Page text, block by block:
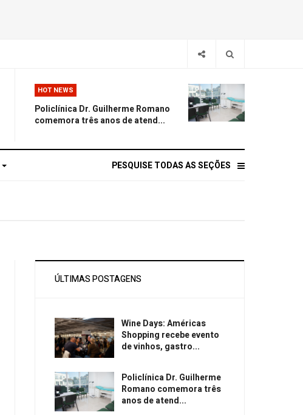
HOT NEWS
Policlínica Dr. Guilherme Romano
comemora três anos de atend...
PESQUISE TODAS AS SEÇÕES
ÚLTIMAS POSTAGENS
Wine Days: Américas
Shopping recebe evento
de vinhos, gastro...
Policlínica Dr. Guilherme
Romano comemora três
anos de atend...